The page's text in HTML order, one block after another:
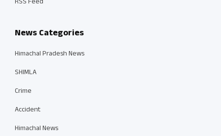
News Categories
Himachal Pradesh News
SHIMLA
Crime
Accident
Himachal News